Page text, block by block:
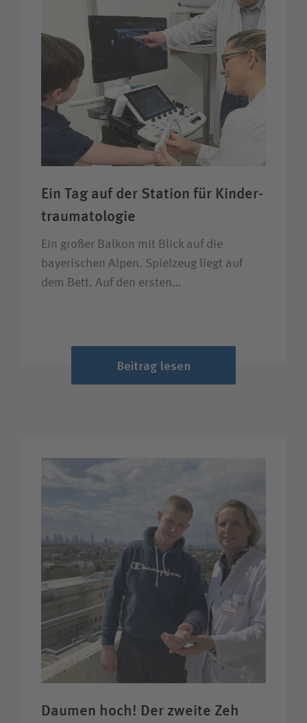
Ein Tag auf der Station für Kinder­
trauma­tologie
Ein großer Balkon mit Blick auf die
bayerischen Alpen. Spielzeug liegt auf
dem Bett. Auf den ersten…
Beitrag lesen
Daumen hoch! Der zweite Zeh